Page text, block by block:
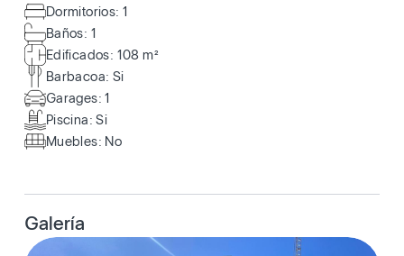
Dormitorios: 1
Baños: 1
Edificados: 108 m²
Barbacoa: Si
Garages: 1
Piscina: Si
Muebles: No
Galería